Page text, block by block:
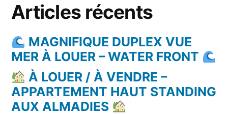
Articles récents
MAGNIFIQUE DUPLEX VUE
MER À LOUER – WATER FRONT
À LOUER / À VENDRE –
APPARTEMENT HAUT STANDING
AUX ALMADIES